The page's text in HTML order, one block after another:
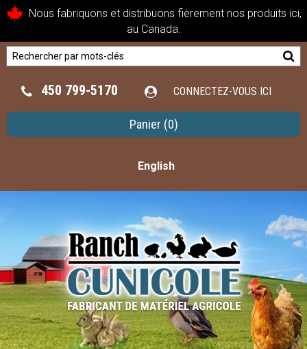
Nous fabriquons et distribuons fièrement nos produits ici,
au Canada.
450 799-5170 CONNECTEZ-VOUS ICI
Panier (0)
English